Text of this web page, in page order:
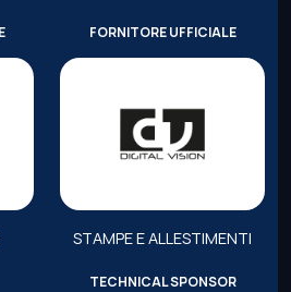
FORNITORE UFFICIALE
STAMPE E ALLESTIMENTI
TECHNICAL SPONSOR